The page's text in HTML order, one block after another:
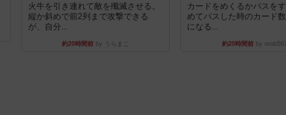
火牛を引き連れて敵を殲滅させる。
縦か斜めで前2列まで攻撃できる
が、自分...
約20時間前 by うらまこ
カードをめくるかパスを
めてパスした時のカード
になる...
約20時間前by mob567